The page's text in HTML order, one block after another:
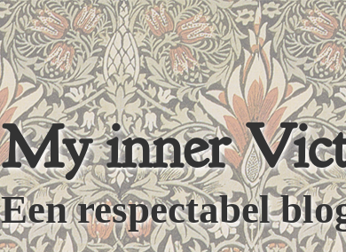
My inner
Een respectabel